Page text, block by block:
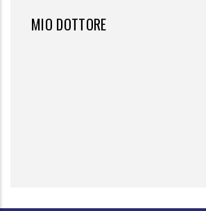
MIO DOTTORE